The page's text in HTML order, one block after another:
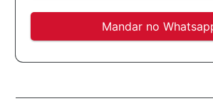
Mandar no